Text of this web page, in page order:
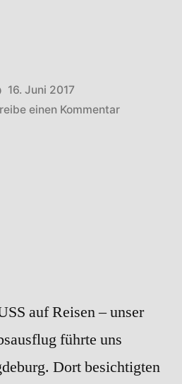
16. Juni 2017
einen Kommentarzu
auf Reisen – unser
führte uns
Dort besichtigten